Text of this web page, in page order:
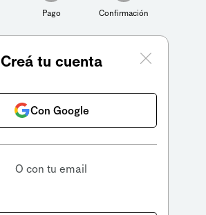
Pago Confirmación
Creá tu cuenta
Con Google
O con tu email